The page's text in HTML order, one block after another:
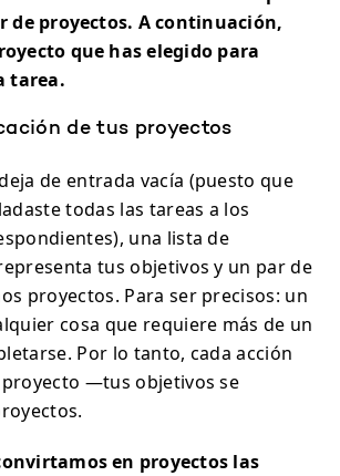
de proyectos. A continuación,
que has elegido para
tarea.
de tus proyectos
de entrada vacía (puesto que
todas las tareas a los
una lista de
tus objetivos y un par de
proyectos. Para ser precisos: un
cosa que requiere más de un
Por lo tanto, cada acción
—tus objetivos se
en proyectos las